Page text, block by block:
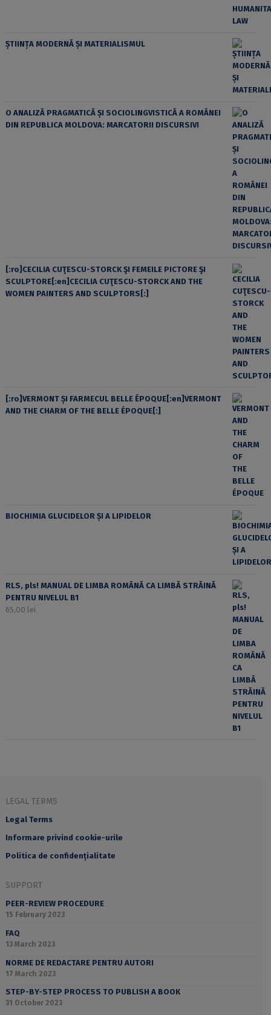
ȘTIINȚA MODERNĂ ȘI MATERIALISMUL
O ANALIZĂ PRAGMATICĂ ȘI SOCIOLINGVISTICĂ A ROMÂNEI
DIN REPUBLICA MOLDOVA: MARCATORII DISCURSIVI
[:ro]CECILIA CUŢESCU-STORCK ŞI FEMEILE PICTORE ŞI
SCULPTORE[:en]CECILIA CUŢESCU-STORCK AND THE
WOMEN PAINTERS AND SCULPTORS[:]
[:ro]VERMONT ȘI FARMECUL BELLE ÉPOQUE[:en]VERMONT
AND THE CHARM OF THE BELLE ÉPOQUE[:]
BIOCHIMIA GLUCIDELOR ȘI A LIPIDELOR
RLS, pls! MANUAL DE LIMBA ROMÂNĂ CA LIMBĂ STRĂINĂ
PENTRU NIVELUL B1
65,00 lei
LEGAL TERMS
Legal Terms
Informare privind cookie-urile
Politica de confidențialitate
SUPPORT
PEER-REVIEW PROCEDURE
15 February 2023
FAQ
13 March 2023
NORME DE REDACTARE PENTRU AUTORI
17 March 2023
STEP-BY-STEP PROCESS TO PUBLISH A BOOK
31 October 2023